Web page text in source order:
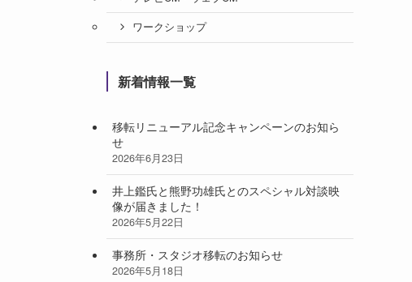
ワークショップ
新着情報一覧
移転リニューアル記念キャンペーンのお知ら
せ
2026年6月23日
井上鑑氏と熊野功雄氏とのスペシャル対談映
像が届きました！
2026年5月22日
事務所・スタジオ移転のお知らせ
2026年5月18日